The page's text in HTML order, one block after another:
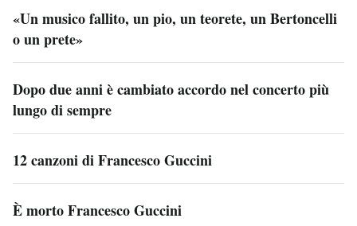
«Un musico fallito, un pio, un teorete, un Bertoncelli
o un prete»
Dopo due anni è cambiato accordo nel concerto più
lungo di sempre
12 canzoni di Francesco Guccini
È morto Francesco Guccini